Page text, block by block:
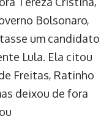
Bolsonaro,
um candidato
Lula. Ela citou
Freitas, Ratinho
deixou de fora